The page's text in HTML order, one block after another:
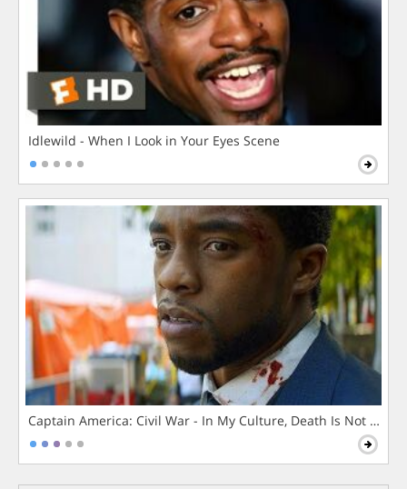
Idlewild - When I Look in Your Eyes Scene
Captain America: Civil War - In My Culture, Death Is Not The